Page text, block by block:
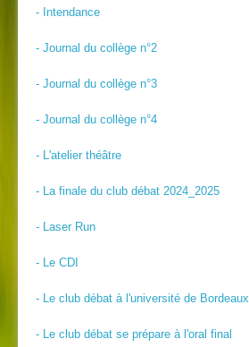
- Intendance
- Journal du collège n°2
- Journal du collège n°3
- Journal du collège n°4
- L'atelier théâtre
- La finale du club débat 2024_2025
- Laser Run
- Le CDI
- Le club débat à l'université de Bordeaux
- Le club débat se prépare à l'oral final